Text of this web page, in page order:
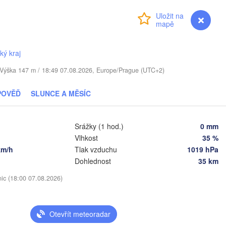
myVentusky Předpověď
kraj
147 m / 18:49 07.08.2026, Europe/Prague (UTC+2)
SLUNCE A MĚSÍC
h
Srážky (1 hod.)
0 mm
Vlhkost
35 %
Tlak vzduchu
1019 hPa
Dohlednost
35 km
(18:00 07.08.2026)
Otevřít meteoradar
Мінск
(Minsk)
Бабруйск
(Babrujsk)
Салігорск
(Salihorsk)
Віцебск
Магілёў
(Mahilioŭ)
BĚLORUSKO